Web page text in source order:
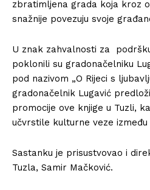
zbratimljena grada koja kroz
snažnije povezuju svoje
U znak zahvalnosti za
poklonili su gradonačelniku
pod nazivom „O Rijeci s
gradonačelnik Lugavić
promocije ove knjige u Tuzli,
učvrstile kulturne veze između
Sastanku je prisustvovao i
Tuzla, Samir Mačković.